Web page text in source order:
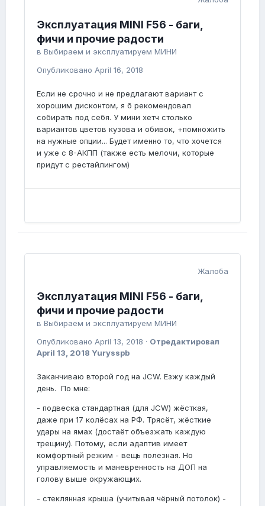
Эксплуатация MINI F56 - баги,
фичи и прочие радости
в Выбираем и эксплуатируем МИНИ
Опубликовано April 16, 2018
Если не срочно и не предлагают вариант с
хорошим дисконтом, я б рекомендовал
собирать под себя. У мини хетч столько
вариантов цветов кузова и обивок, +помножить
на нужные опции... Будет именно то, что хочется
и уже с 8-АКПП (также есть мелочи, которые
придут с рестайлингом)
Жалоба
Эксплуатация MINI F56 - баги,
фичи и прочие радости
в Выбираем и эксплуатируем МИНИ
Опубликовано April 13, 2018 · Отредактировал
April 13, 2018 Yurysspb
Заканчиваю второй год на JCW. Езжу каждый
день. По мне:
- подвеска стандартная (для JCW) жёсткая,
даже при 17 колёсах на РФ. Трясёт, жёсткие
удары на ямах (достаёт объезжать каждую
трещину). Потому, если адаптив имеет
комфортный режим - вещь полезная. Но
управляемость и маневренность на ДОП на
голову выше окружающих.
- стеклянная крыша (учитывая чёрный потолок) -